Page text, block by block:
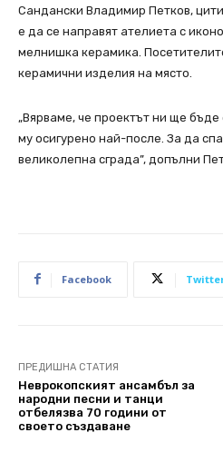
Сандански Владимир Петков,
е да се направят ателиета с
мелнишка керамика.
керамични изделия на място.
„Вярваме, че проектът ни ще
му осигурено най-после. За да
великолепна сграда”, допълни
Facebook
ПРЕДИШНА СТАТИЯ
Неврокопският ансамбъл за
народни песни и танци
отбелязва 70 години от
своето създаване